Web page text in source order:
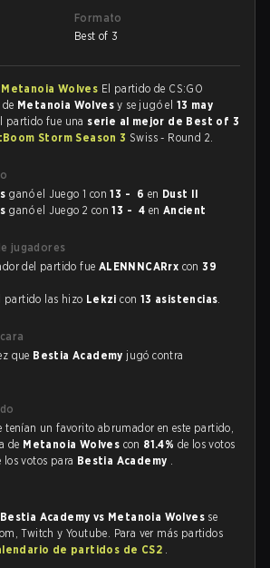
Formato
Best of 3
Metanoia Wolves El partido de CS:GO
Metanoia Wolvesy se jugó el 13 may
partido fue una serie al mejor de Best of 3
Storm Season 3 Swiss - Round 2.
ganó el Juego 1 con13 - 6 en Dust II
ganó el Juego 2 con13 - 4 en Ancient
jugadores
del partido fue ALENNNCARrx con39
partido las hizo Lekzi con 13 asistencias.
que Bestia Academy jugó contra
tenían un favorito abrumador en este partido,
de Metanoia Wolves con 81.4% de los votos
los votos para Bestia Academy .
Bestia Academy vs Metanoia Wolves se
Twitch y Youtube. Para ver más partidos
de partidos de CS2 .